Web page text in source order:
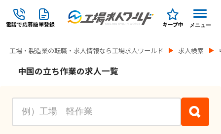
電話で応募簡単登録 キープ中 メニュー
工場・製造業の転職・求人情報なら工場求人ワールド 求人検索
中国の立ち作業の求人一覧